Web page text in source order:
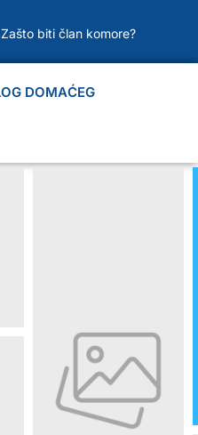
Zašto biti član komore?
DOMAĆEG